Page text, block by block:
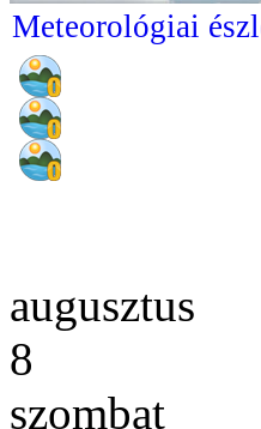
Meteorológiai
augusztus
8
szombat